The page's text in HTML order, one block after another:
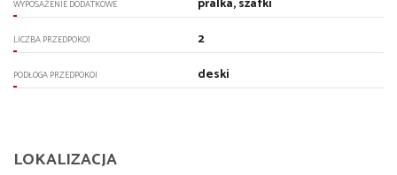
WYPOSAŻENIE DODATKOWE
LICZBA PRZEDPOKOI 2
PODŁOGA PRZEDPOKOI deski
LOKALIZACJA